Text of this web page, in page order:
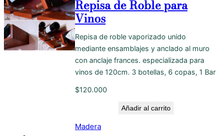
Repisa de Roble para
Vinos
Repisa de roble vaporizado unido
mediante ensamblajes y anclado al muro
con anclaje frances. especializada para
vinos de 120cm. 3 botellas, 6 copas, 1 Bar
$120.000
Añadir al carrito
Madera